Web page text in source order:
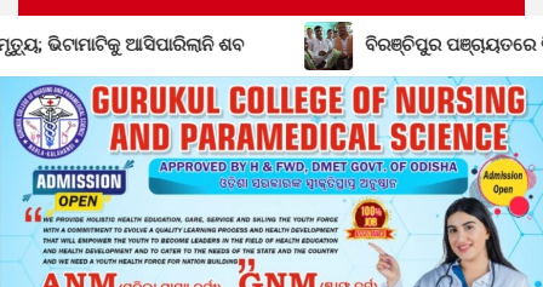
ଶବ ବିରଞ୍ଚିପୁର ପଞ୍ଚାୟତରେ ବିଜେଡିର ଶକ୍ତି